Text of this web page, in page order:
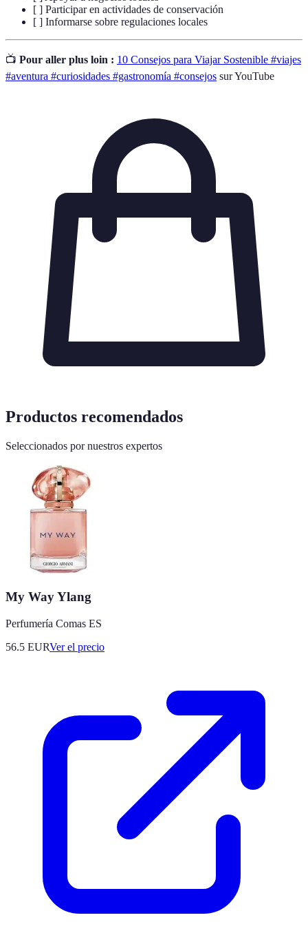
[ ] Participar en actividades de conservación
[ ] Informarse sobre regulaciones locales
📺 Pour aller plus loin : 10 Consejos para Viajar Sostenible #viajes
#aventura #curiosidades #gastronomía #consejos sur YouTube
Productos recomendados
Seleccionados por nuestros expertos
My Way Ylang
Perfumería Comas ES
56.5 EURVer el precio